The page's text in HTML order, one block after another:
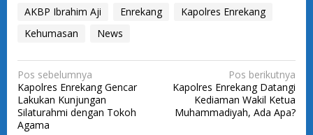
AKBP Ibrahim Aji Enrekang
Kapolres Enrekang
Kehumasan
News
N
a
v
Pos sebelumnya
Kapolres Enrekang Gencar
Lakukan Kunjungan
Silaturahmi dengan Tokoh
Agama
Pos berikutnya
Kapolres Enrekang Datangi
Kediaman Wakil Ketua
Muhammadiyah, Ada Apa?